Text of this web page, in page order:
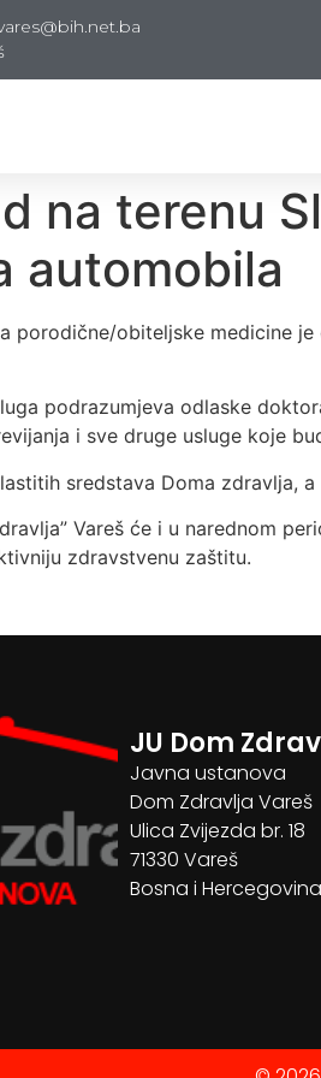
na terenu
automobila
porodične/obiteljske medicine
podrazumjeva odlaske
i sve druge usluge koje
sredstava Doma zdravlja,
Vareš će i u narednom
zdravstvenu zaštitu.
JU Dom
Javna ustanova
Dom Zdravlja Vareš
Ulica Zvijezda br. 18
71330 Vareš
Bosna i Hercegovina